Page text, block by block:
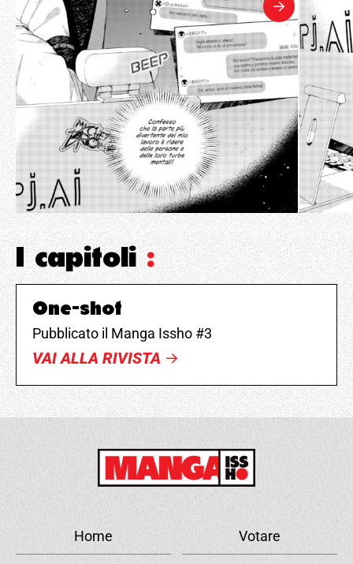
I capitoli:
One-shot
Pubblicato il Manga Issho #3
VAI ALLA RIVISTA
Home Votare